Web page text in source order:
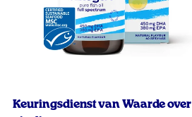
Keuringsdienst van Waarde over